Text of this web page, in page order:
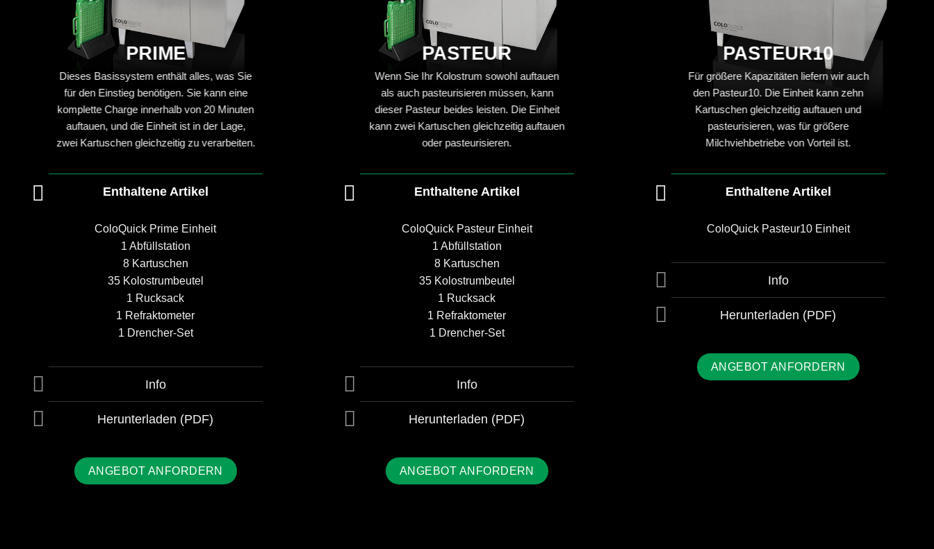
PRIME
Dieses Basissystem enthält alles, was Sie
für den Einstieg benötigen. Sie kann eine
komplette Charge innerhalb von 20 Minuten
auftauen, und die Einheit ist in der Lage,
zwei Kartuschen gleichzeitig zu verarbeiten.
Enthaltene Artikel
ColoQuick Prime Einheit
1 Abfüllstation
8 Kartuschen
35 Kolostrumbeutel
1 Rucksack
1 Refraktometer
1 Drencher-Set
Info
Herunterladen (PDF)
ANGEBOT ANFORDERN
PASTEUR
Wenn Sie Ihr Kolostrum sowohl auftauen
als auch pasteurisieren müssen, kann
dieser Pasteur beides leisten. Die Einheit
kann zwei Kartuschen gleichzeitig auftauen
oder pasteurisieren.
Enthaltene Artikel
ColoQuick Pasteur Einheit
1 Abfüllstation
8 Kartuschen
35 Kolostrumbeutel
1 Rucksack
1 Refraktometer
1 Drencher-Set
Info
Herunterladen (PDF)
ANGEBOT ANFORDERN
PASTEUR10
Für größere Kapazitäten liefern wir auch
den Pasteur10. Die Einheit kann zehn
Kartuschen gleichzeitig auftauen und
pasteurisieren, was für größere
Milchviehbetriebe von Vorteil ist.
Enthaltene Artikel
ColoQuick Pasteur10 Einheit
Info
Herunterladen (PDF)
ANGEBOT ANFORDERN